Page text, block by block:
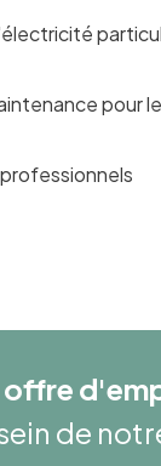
pour
offre
de